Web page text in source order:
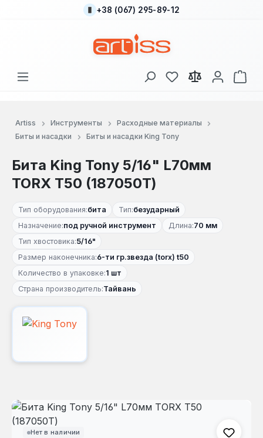
Перейти к основному содержанию
+38 (067) 295-89-12
У вас есть товары
В
Artiss Инструменты
Расходные материалы
Биты и насадки
Биты и насадки King Tony
Бита King Tony 5/16" L70мм
TORX Т50 (187050T)
Тип оборудования:бита Тип:безударный
Назначение:под ручной инструмент Длина:70 мм
Тип хвостовика:5/16"
Размер наконечника:6-ти гр.звезда (torx) t50
Количество в упаковке:1 шт
Страна производитель:Тайвань
Нет в наличии
Пропустить галерею изображений